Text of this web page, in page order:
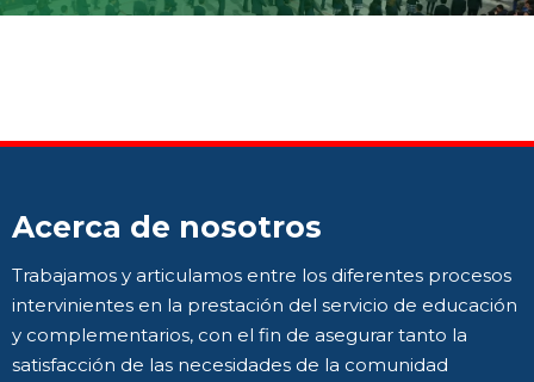
Acerca de nosotros
Trabajamos y articulamos entre los diferentes procesos
intervinientes en la prestación del servicio de educación
y complementarios, con el fin de asegurar tanto la
satisfacción de las necesidades de la comunidad